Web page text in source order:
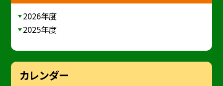
2026年度
2025年度
カレンダー